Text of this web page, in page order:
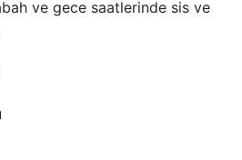
ve gece saatlerinde sis ve